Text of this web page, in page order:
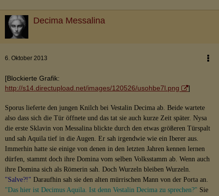
Decima Messalina
6. Oktober 2013
[Blockierte Grafik:
http://s14.directupload.net/images/120526/usohbe7l.png
]
Sporus lieferte den jungen Knilch bei Vestalin Decima ab. Beide wartete
also dass sich die Tür öffnete und das tat sie auch kurze Zeit später. Nysa
die erste Sklavin von Messalina blickte durch den etwas größeren Türspalt
und sah Aquila tief in die Augen. Er sah irgendwie wie ein Iberer aus.
Immerhin hatte sie einige von denen in den letzten Jahren kennen lernen
dürfen, stammt doch ihre Domina vom selben Volksstamm ab. Wenn auch
ihre Domina sich als Römerin sah. Doch Wurzeln bleiben Wurzeln.
"Salve?!" Daraufhin sah sie den alten mürrischen Mann von der Porta an.
"Das hier ist Decimus Aquila. Ist denn Vestalin Decima zu sprechen?" Sie